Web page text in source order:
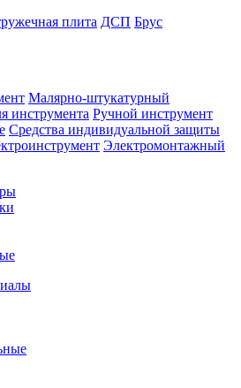
плита ДСП Брус
Малярно-штукатурный
инструмента Ручной инструмент
Средства индивидуальной защиты
Электромонтажный